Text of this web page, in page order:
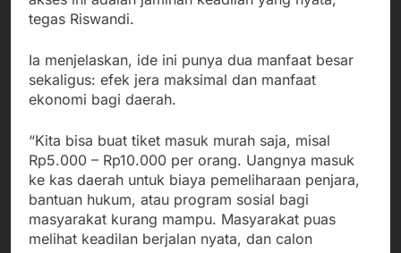
tegas Riswandi.
Ia menjelaskan, ide ini punya dua manfaat besar
sekaligus: efek jera maksimal dan manfaat
ekonomi bagi daerah.
“Kita bisa buat tiket masuk murah saja, misal
Rp5.000 – Rp10.000 per orang. Uangnya masuk
ke kas daerah untuk biaya pemeliharaan penjara,
bantuan hukum, atau program sosial bagi
masyarakat kurang mampu. Masyarakat puas
melihat keadilan berjalan nyata, dan calon